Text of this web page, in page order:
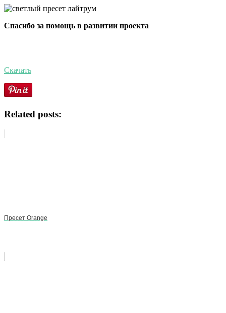
Спасибо за помощь в развитии проекта
Скачать
Related posts:
Пресет Orange